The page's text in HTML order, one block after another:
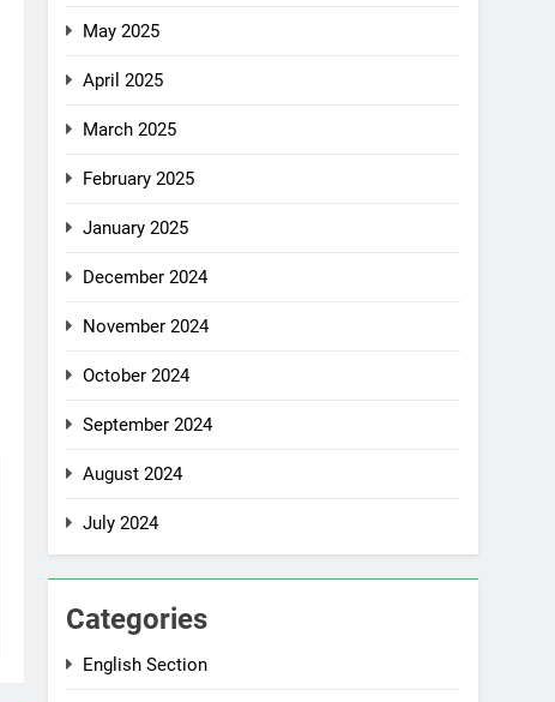
May 2025
April 2025
March 2025
February 2025
January 2025
December 2024
November 2024
October 2024
September 2024
August 2024
July 2024
Categories
English Section